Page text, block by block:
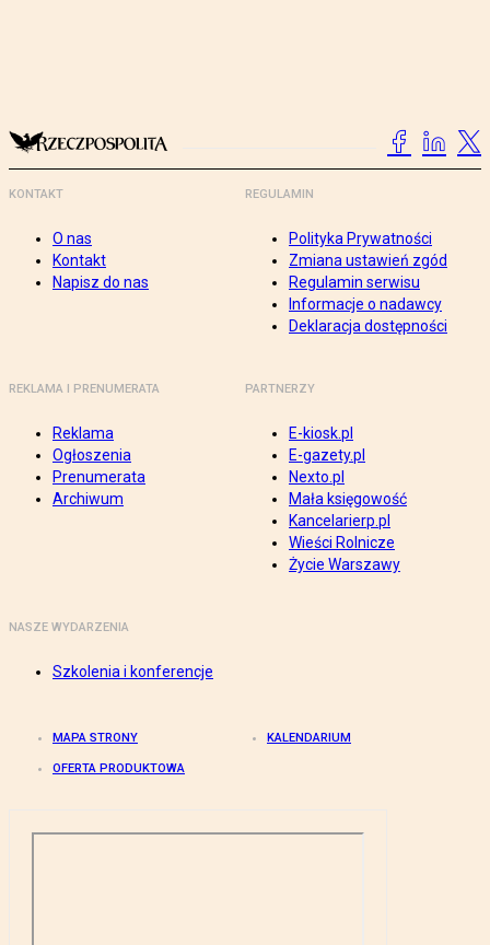
KONTAKT
O nas
Kontakt
Napisz do nas
REGULAMIN
Polityka Prywatności
Zmiana ustawień zgód
Regulamin serwisu
Informacje o nadawcy
Deklaracja dostępności
REKLAMA I PRENUMERATA
Reklama
Ogłoszenia
Prenumerata
Archiwum
PARTNERZY
E-kiosk.pl
E-gazety.pl
Nexto.pl
Mała księgowość
Kancelarierp.pl
Wieści Rolnicze
Życie Warszawy
NASZE WYDARZENIA
Szkolenia i konferencje
MAPA STRONY KALENDARIUM
OFERTA PRODUKTOWA